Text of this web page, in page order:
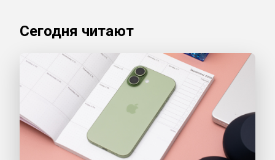
Сегодня читают